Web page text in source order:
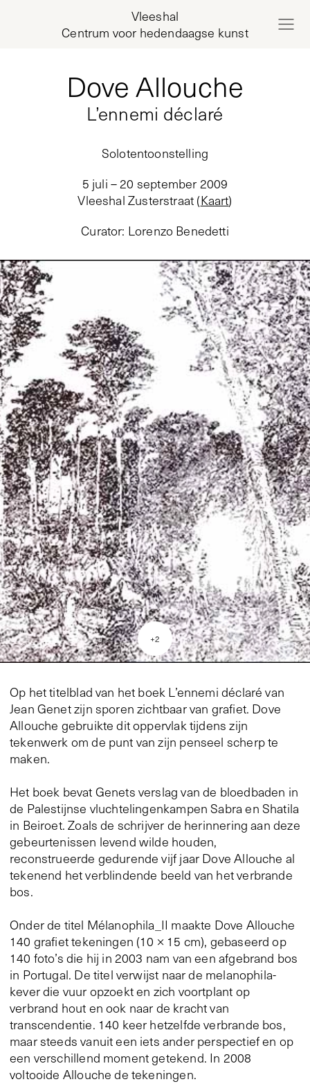
Vleeshal
Centrum voor hedendaagse kunst
L’ennemi déclaré
Dove Allouche
Solotentoonstelling
5 juli – 20 september 2009
Vleeshal Zusterstraat (Kaart)
Curator: Lorenzo Benedetti
+2
Op het titelblad van het boek L’ennemi déclaré van
Jean Genet zijn sporen zichtbaar van grafiet. Dove
Allouche gebruikte dit oppervlak tijdens zijn
tekenwerk om de punt van zijn penseel scherp te
maken.
Het boek bevat Genets verslag van de bloedbaden in
de Palestijnse vluchtelingenkampen Sabra en Shatila
in Beiroet. Zoals de schrijver de herinnering aan deze
gebeurtenissen levend wilde houden,
reconstrueerde gedurende vijf jaar Dove Allouche al
tekenend het verblindende beeld van het verbrande
bos.
Onder de titel Mélanophila_II maakte Dove Allouche
140 grafiet tekeningen (10 × 15 cm), gebaseerd op
140 foto’s die hij in 2003 nam van een afgebrand bos
in Portugal. De titel verwijst naar de melanophila-
kever die vuur opzoekt en zich voortplant op
verbrand hout en ook naar de kracht van
transcendentie. 140 keer hetzelfde verbrande bos,
maar steeds vanuit een iets ander perspectief en op
een verschillend moment getekend. In 2008
voltooide Allouche de tekeningen.